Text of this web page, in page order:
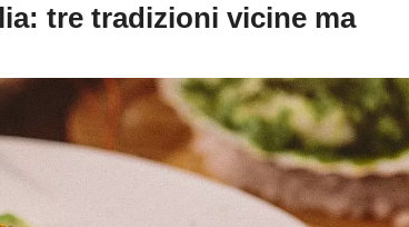
tre tradizioni vicine ma